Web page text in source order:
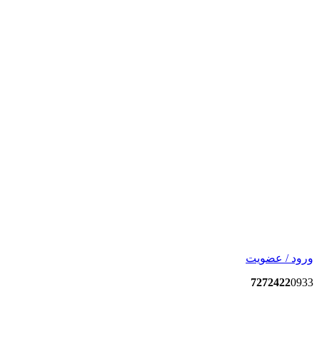
ورود / عضویت
72724220933